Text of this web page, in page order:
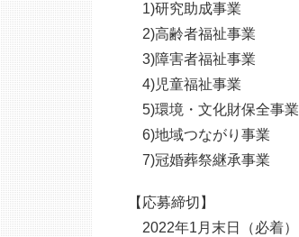
1)研究助成事業
2)高齢者福祉事業
3)障害者福祉事業
4)児童福祉事業
5)環境・文化財保全事業
6)地域つながり事業
7)冠婚葬祭継承事業
【応募締切】
2022年1月末日（必着）